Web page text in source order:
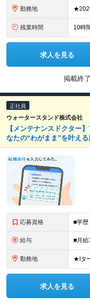
勤務地
残業時間 10時
求人を見る
掲載終
正社員
ウォータースタンド株式会社
【メンテナンスドクター
なたの“わがまま”を叶え
応募資格
給与
勤務地
求人を見る